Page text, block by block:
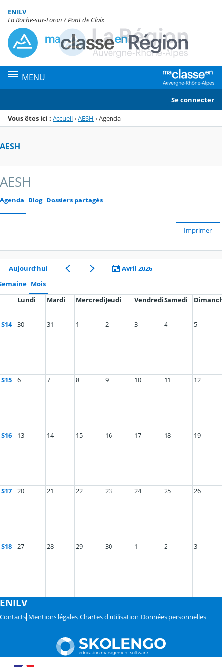
Menu de la rubrique
Contenu
ENILV
La Roche-sur-Foron / Pont de Claix
MENU
Se connecter
Vous êtes ici : Accueil›AESH ›Agenda
AESH
AESH
Agenda Blog Dossiers partagés
Imprimer
Aujourd’hui
Avril 2026
Mois
Lundi
Mardi MercrediJeudi VendrediSamedi
S14 30 31 1 2 3 4 5
S15 6 7 8 9 10 11 12
S16 13 14 15 16 17 18 19
S17 20 21 22 23 24 25 26
S18 27 28 29 30 1 2 3
ENILV
Contacts Mentions légales Chartes d'utilisation Données personnelles